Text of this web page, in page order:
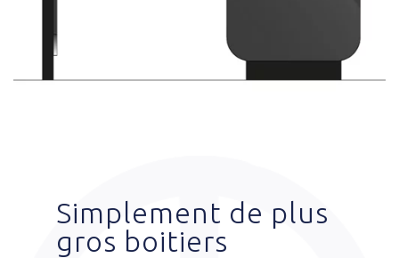
Simplement de plus
gros boitiers